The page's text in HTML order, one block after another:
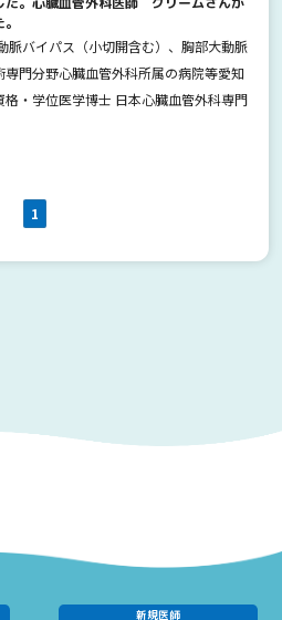
脈バイパス（小切開含む）、胸部大動脈
門分野心臓血管外科所属の病院等愛知
・学位医学博士 日本心臓血管外科専門
1
新規医師